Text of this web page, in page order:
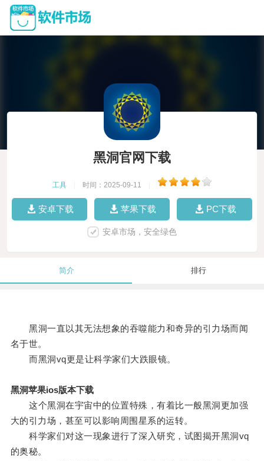
黑洞官网下载
工具 时间：2025-09-11
安卓下载 苹果下载 PC下载
安卓市场，安全绿色
简介 排行
黑洞一直以其无法想象的吞噬能力和奇异的引力场而闻
名于世。
而黑洞vq更是让科学家们大跌眼镜。
黑洞苹果ios版本下载
这个黑洞在宇宙中的位置特殊，有着比一般黑洞更加强
大的引力场，甚至可以影响周围星系的运转。
科学家们对这一现象进行了深入研究，试图揭开黑洞vq
的奥秘。